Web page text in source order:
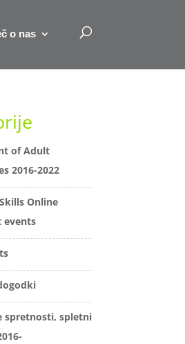
o nas
of Adult
2016-2022
Online
events
spretnosti, spletni